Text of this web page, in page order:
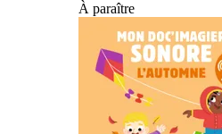
À paraître